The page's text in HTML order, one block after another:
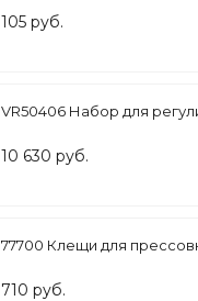
105 руб.
VR50406 Набор для
10 630 руб.
77700 Клещи для
710 руб.